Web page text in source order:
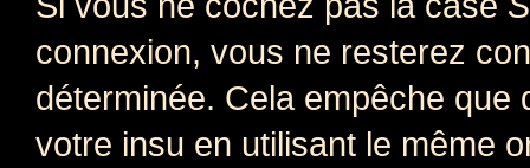
connexion, vous ne resterez
déterminée. Cela empêche que
votre insu en utilisant le même